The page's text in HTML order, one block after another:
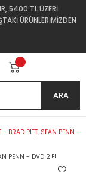
5400 TL ÜZERİ
ÜRÜNLERİMİZDEN
ARA
- BRAD PITT, SEAN PENN -